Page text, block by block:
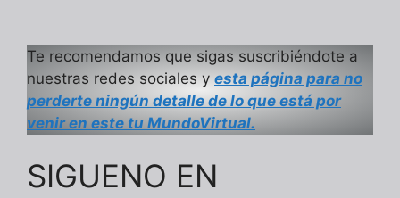
Te recomendamos que sigas suscribiéndote a
nuestras redes sociales y esta página para no
perderte ningún detalle de lo que está por
venir en este tu MundoVirtual.
SIGUENO EN